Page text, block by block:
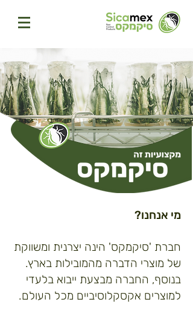
מי אנחנו?
חברת 'סיקמקס' הינה יצרנית ומשווקת
של מוצרי הדברה מהמובילות בארץ.
בנוסף, החברה מבצעת ייבוא בלעדי
למוצרים אקסקלוסיביים מכל העולם.